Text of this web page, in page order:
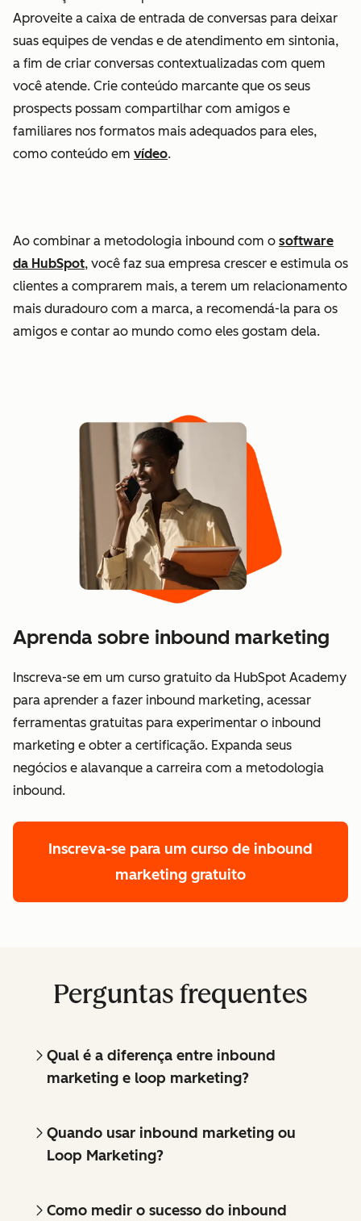
Aproveite a caixa de entrada de conversas para deixar
suas equipes de vendas e de atendimento em sintonia,
a fim de criar conversas contextualizadas com quem
você atende. Crie conteúdo marcante que os seus
prospects possam compartilhar com amigos e
familiares nos formatos mais adequados para eles,
como conteúdo em vídeo.
Ao combinar a metodologia inbound com o software
da HubSpot, você faz sua empresa crescer e estimula os
clientes a comprarem mais, a terem um relacionamento
mais duradouro com a marca, a recomendá-la para os
amigos e contar ao mundo como eles gostam dela.
Aprenda sobre inbound marketing
Inscreva-se em um curso gratuito da HubSpot Academy
para aprender a fazer inbound marketing, acessar
ferramentas gratuitas para experimentar o inbound
marketing e obter a certificação. Expanda seus
negócios e alavanque a carreira com a metodologia
inbound.
Inscreva-se para um curso de inbound
marketing gratuito
Perguntas frequentes
Qual é a diferença entre inbound
marketing e loop marketing?
Quando usar inbound marketing ou
Loop Marketing?
Como medir o sucesso do inbound